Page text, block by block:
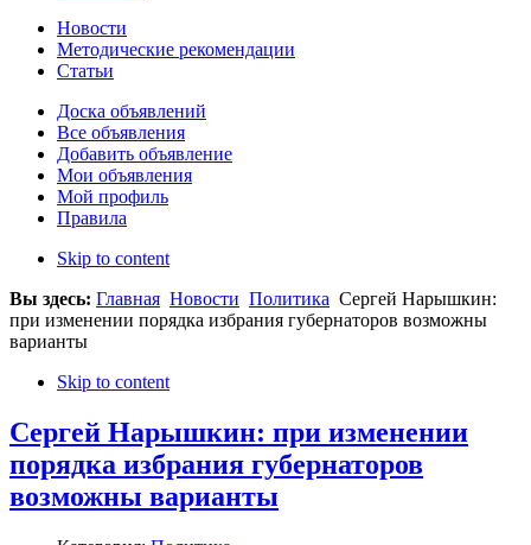
Новости
Методические рекомендации
Статьи
Доска объявлений
Все объявления
Добавить объявление
Мои объявления
Мой профиль
Правила
Skip to content
Вы здесь: Главная Новости Политика Сергей Нарышкин:
при изменении порядка избрания губернаторов возможны
варианты
Skip to content
Сергей Нарышкин: при изменении
порядка избрания губернаторов
возможны варианты